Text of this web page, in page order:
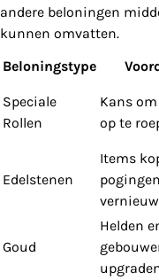
andere beloningen
kunnen omvatten.
Beloningstype
Speciale
Rollen
Kans
op te
Edelstenen
Items
pogingen
Goud
Helden